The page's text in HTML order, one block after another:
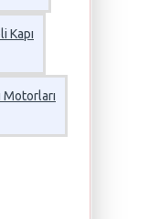
Kapı
Motorları